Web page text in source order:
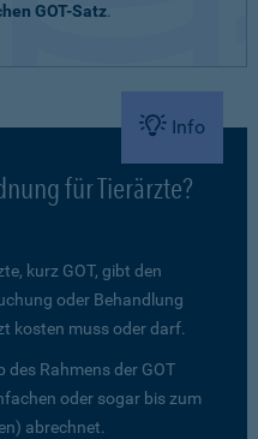
GOT-Satz.
Info
für Tierärzte?
kurz GOT, gibt den
oder Behandlung
kosten muss oder darf.
des Rahmens der GOT
oder sogar bis zum
abrechnet.